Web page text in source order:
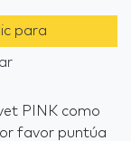
para
PINK como
favor puntúa